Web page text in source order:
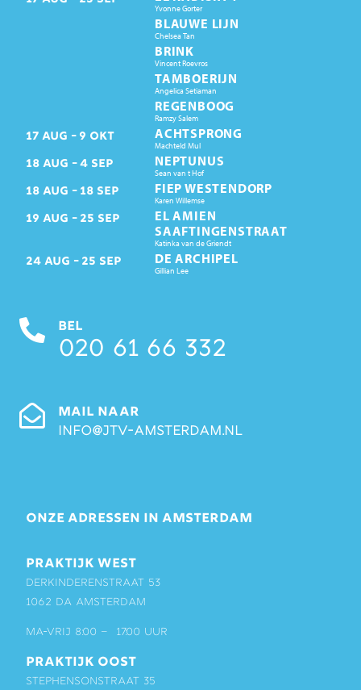
Yvonne Gorter
BLAUWE LIJN
Chelsea Tan
BRINK
Vincent Roevros
TAMBOERIJN
Angelica Setiaman
REGENBOOG
Ramzy Salem
17 AUG 9 OKT ACHTSPRONG
Machteld Mul
18 AUG 4 SEP NEPTUNUS
Sean van t Hof
18 AUG 18 SEP FIEP WESTENDORP
Karen Willemse
19 AUG 25 SEP
EL AMIEN
SAAFTINGENSTRAAT
Katinka van de Griendt
24 AUG 25 SEP DE ARCHIPEL
Gillian Lee
BEL
020 61 66 332
MAIL NAAR
info@jtv-amsterdam.nl
ONZE ADRESSEN IN AMSTERDAM
PRAKTIJK WEST
Derkinderenstraat 53
1062 DA Amsterdam
ma-vrij 8:00 – 17:00 uur
PRAKTIJK OOST
Stephensonstraat 35